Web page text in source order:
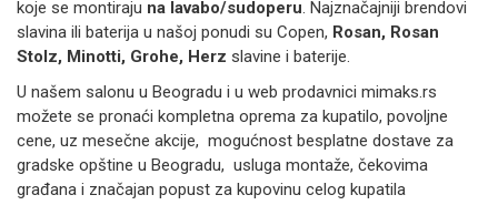
koje se montiraju na lavabo/sudoperu. Najznačajniji brendovi
slavina ili baterija u našoj ponudi su Copen, Rosan, Rosan
Stolz, Minotti, Grohe, Herz slavine i baterije.
U našem salonu u Beogradu i u web prodavnici mimaks.rs
možete se pronaći kompletna oprema za kupatilo, povoljne
cene, uz mesečne akcije, mogućnost besplatne dostave za
gradske opštine u Beogradu, usluga montaže, čekovima
građana i značajan popust za kupovinu celog kupatila